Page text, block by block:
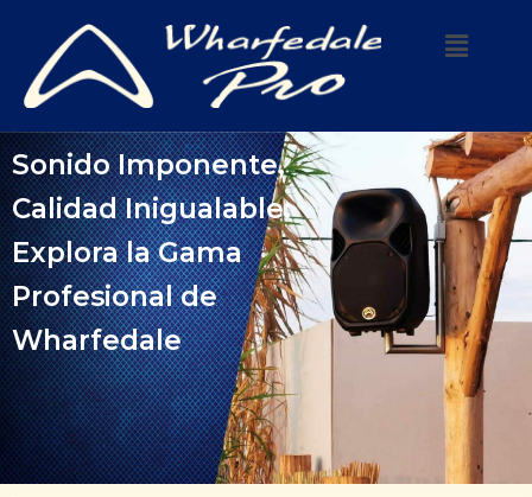
Sonido Imponente,
Calidad Inigualable:
Explora la Gama
Profesional de
Wharfedale